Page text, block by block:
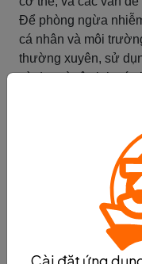
Để phòng ngừa
cá nhân và môi
thường xuyên, sử
và duy trì vệ sinh các
để ngăn chặn sự lây
Điều trị nhiễm trùng
thể. Điều trị thông
hoặc thuốc chống vi
gây nhiễm trùng.
thể, điều chỉnh các
trợ hệ miễn dịch
trọng trong quá trình